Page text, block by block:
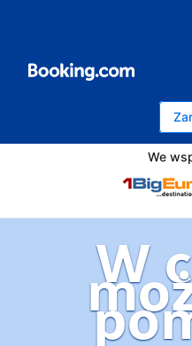
We
W